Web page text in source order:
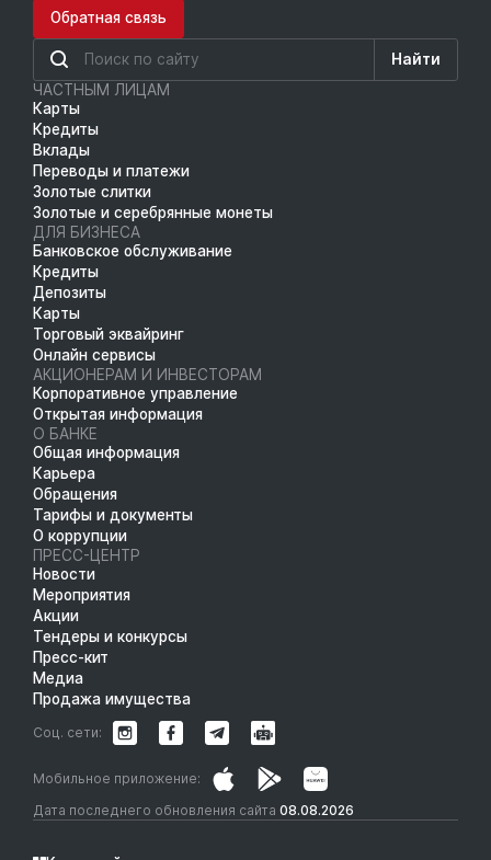
Обратная связь
Найти
ЧАСТНЫМ ЛИЦАМ
Карты
Кредиты
Вклады
Переводы и платежи
Золотые слитки
Золотые и серебрянные монеты
ДЛЯ БИЗНЕСА
Банковское обслуживание
Кредиты
Депозиты
Карты
Торговый эквайринг
Онлайн сервисы
АКЦИОНЕРАМ И ИНВЕСТОРАМ
Корпоративное управление
Открытая информация
О БАНКЕ
Общая информация
Карьера
Обращения
Тарифы и документы
О коррупции
ПРЕСС-ЦЕНТР
Новости
Мероприятия
Акции
Тендеры и конкурсы
Пресс-кит
Медиа
Продажа имущества
Дата последнего обновления сайта 08.08.2026
Мобильное приложение:
Соц. сети: